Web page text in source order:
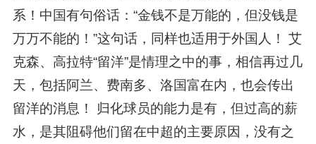
系！中国有句俗话：“金钱不是万能的，但没钱是
万万不能的！”这句话，同样也适用于外国人！ 艾
克森、高拉特“留洋”是情理之中的事，相信再过几
天，包括阿兰、费南多、洛国富在内，也会传出
留洋的消息！ 归化球员的能力是有，但过高的薪
水，是其阻碍他们留在中超的主要原因，没有之